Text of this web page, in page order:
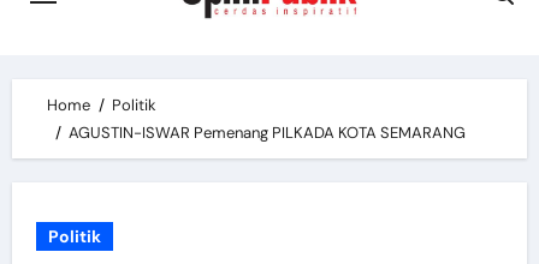
Home
Politik
AGUSTIN-ISWAR Pemenang PILKADA KOTA SEMARANG
Politik